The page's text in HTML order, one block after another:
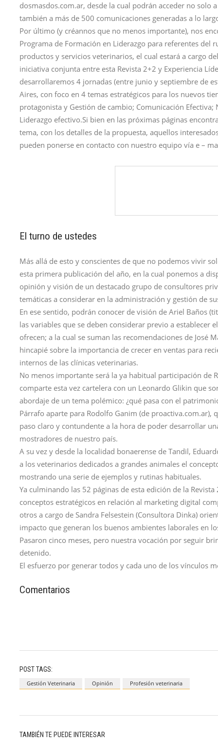
dosmasdos.com.ar, desde la cual podrán acceder no
también a más de 500 comunicaciones generadas a lo
Por último (y créannos que no menos importante), nos
Programa de Formación en Liderazgo para referentes del
productos y servicios veterinarios, el cual estará a cargo
iniciativa conjunta entre esta Revista 2+2 y Experiencia
desarrollaremos 4 jornadas (entre junio y septiembre de
Aires, con foco en 4 temas estratégicos para los nuevos
protagonista y Gestión de cambio; Comunicación
Liderazgo efectivo.Si bien en las próximas páginas
tema, con los detalles de la propuesta, aquellos
pueden ponerse en contacto con nuestro equipo vía e –
El turno de ustedes
Más allá de esto y conscientes de que no podemos vivir
esta primera publicación del año, en la cual ponemos a
opinión y visión de un destacado grupo de consultores
temáticas a considerar en la administración y gestión de
En ese sentido, podrán conocer de visión de Ariel Baños
las variables que se deben considerar previo a establecer
ofrecen; a la cual se suman las recomendaciones de José
hincapié sobre la importancia de crecer en ventas para
internos de las clínicas veterinarias.
No menos importante será la ya habitual participación de
comparte esta vez cartelera con un Leonardo Glikin que
abordaje de un tema polémico: ¿qué pasa con el
Párrafo aparte para Rodolfo Ganim (de proactiva.com.ar),
paso claro y contundente a la hora de poder desarrollar
mostradores de nuestro país.
A su vez y desde la localidad bonaerense de Tandil,
a los veterinarios dedicados a grandes animales el
mostrando una serie de ejemplos y rutinas habituales.
Ya culminando las 52 páginas de esta edición de la
conceptos estratégicos en relación al marketing digital
otros a cargo de Sandra Felsestein (Consultora Dinka)
impacto que generan los buenos ambientes laborales en
Pasaron cinco meses, pero nuestra vocación por seguir
detenido.
El esfuerzo por generar todos y cada uno de los vínculos
Comentarios
POST TAGS:
Gestión Veterinaria Opinión Profesión veterinaria
TAMBIÉN TE PUEDE INTERESAR